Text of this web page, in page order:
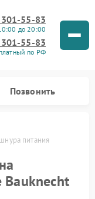
55-83
до 20:00
55-83
по РФ
Позвонить
питания